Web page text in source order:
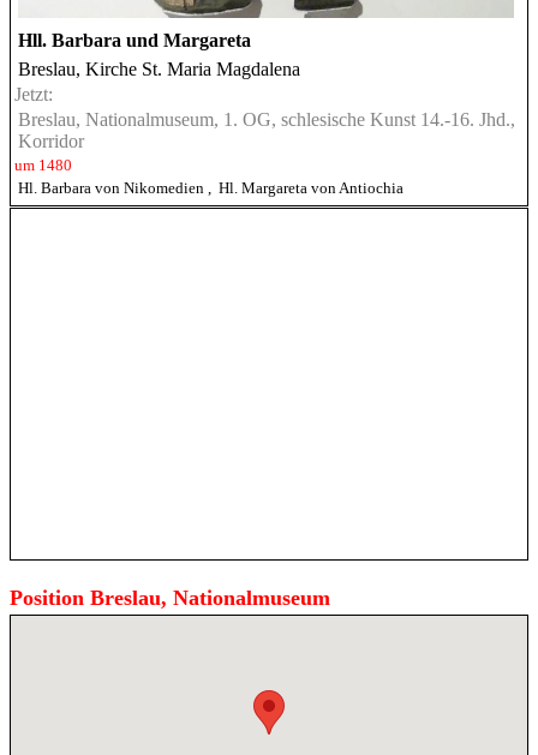
Hll. Barbara und Margareta
Breslau, Kirche St. Maria Magdalena
Jetzt:
Breslau, Nationalmuseum, 1. OG, schlesische Kunst 14.-16. Jhd.,
Korridor
um 1480
Hl. Barbara von Nikomedien , Hl. Margareta von Antiochia
Position Breslau, Nationalmuseum